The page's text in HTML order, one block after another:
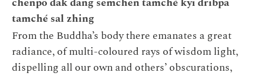
tamché sal zhing
From the Buddha’s body there emanates a great
radiance, of multi-coloured rays of wisdom light,
dispelling all our own and others’ obscurations,